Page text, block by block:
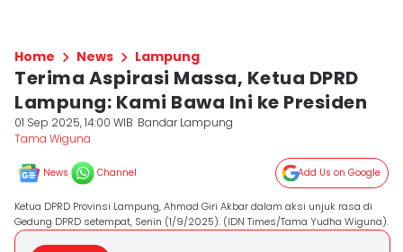
Home News Lampung
Terima Aspirasi Massa, Ketua DPRD
Lampung: Kami Bawa Ini ke Presiden
01 Sep 2025, 14:00 WIB Bandar Lampung
Tama Wiguna
News Channel Add Us on Google
Ketua DPRD Provinsi Lampung, Ahmad Giri Akbar dalam aksi unjuk rasa di
Gedung DPRD setempat, Senin (1/9/2025). (IDN Times/Tama Yudha Wiguna).